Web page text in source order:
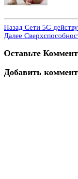
Назад Сети 5G
Далее
Оставьте
Добавить